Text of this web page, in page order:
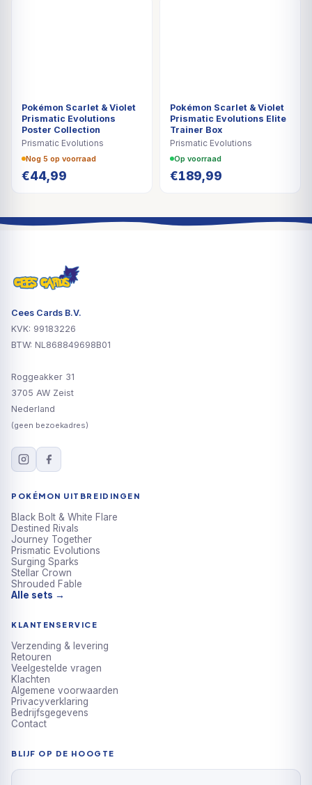
Pokémon Scarlet & Violet
Prismatic Evolutions
Poster Collection
Prismatic Evolutions
Nog 5 op voorraad
€44,99
Pokémon Scarlet & Violet
Prismatic Evolutions Elite
Trainer Box
Prismatic Evolutions
Op voorraad
€189,99
Cees Cards B.V.
KVK: 99183226
BTW: NL868849698B01
Roggeakker 31
3705 AW Zeist
Nederland
(geen bezoekadres)
POKÉMON UITBREIDINGEN
Black Bolt & White Flare
Destined Rivals
Journey Together
Prismatic Evolutions
Surging Sparks
Stellar Crown
Shrouded Fable
Alle sets →
KLANTENSERVICE
Verzending & levering
Retouren
Veelgestelde vragen
Klachten
Algemene voorwaarden
Privacyverklaring
Bedrijfsgegevens
Contact
BLIJF OP DE HOOGTE